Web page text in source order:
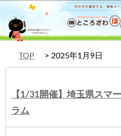
TOP 2025年1月9日
【1/31開催】埼玉県スマ
ラム